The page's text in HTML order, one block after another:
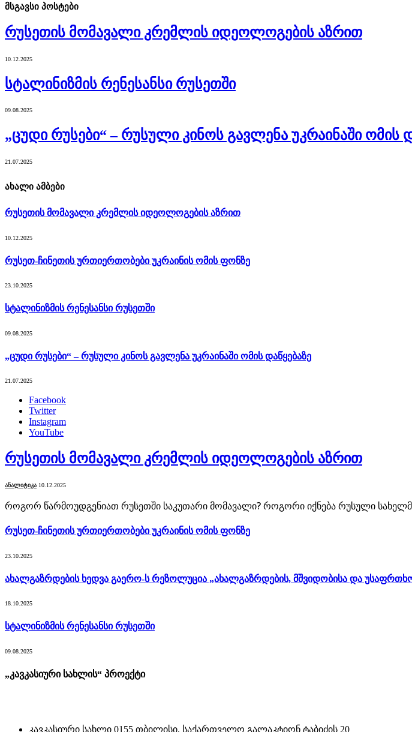
მსგავსი პოსტები
რუსეთის მომავალი კრემლის იდეოლოგების აზრით
10.12.2025
სტალინიზმის რენესანსი რუსეთში
09.08.2025
„ცუდი რუსები“ – რუსული კინოს გავლენა უკრაინაში ომის
21.07.2025
ახალი ამბები
რუსეთის მომავალი კრემლის იდეოლოგების აზრით
10.12.2025
რუსეთ-ჩინეთის ურთიერთობები უკრაინის ომის ფონზე
23.10.2025
სტალინიზმის რენესანსი რუსეთში
09.08.2025
„ცუდი რუსები“ – რუსული კინოს გავლენა უკრაინაში ომის დაწყებაზე
21.07.2025
Facebook
Twitter
Instagram
YouTube
რუსეთის მომავალი კრემლის იდეოლოგების აზრით
ᲐᲜᲐᲚᲘᲢᲘᲙᲐ 10.12.2025
როგორ წარმოუდგენიათ რუსეთში საკუთარი მომავალი? როგორი იქნება რუსული
რუსეთ-ჩინეთის ურთიერთობები უკრაინის ომის ფონზე
23.10.2025
ახალგაზრდების ხედვა გაერო-ს რეზოლუცია „ახალგაზრდების, მშვიდობისა და
18.10.2025
სტალინიზმის რენესანსი რუსეთში
09.08.2025
„კავკასიური სახლის“ პროექტი
კავკასიური სახლი 0155 თბილისი, საქართველო გალაკტიონ ტაბიძის 20